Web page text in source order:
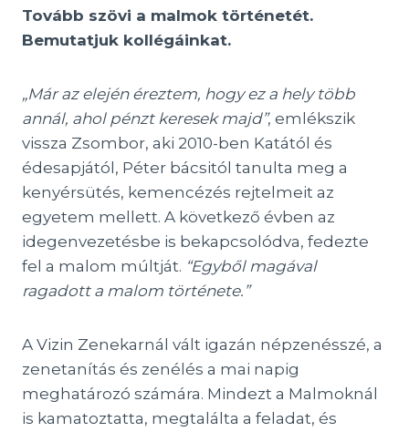
Tovább szövi a malmok történetét.
Bemutatjuk kollégáinkat.
„Már az elején éreztem, hogy ez a hely több
annál, ahol pénzt keresek majd”, emlékszik
vissza Zsombor, aki 2010-ben Katától és
édesapjától, Péter bácsitól tanulta meg a
kenyérsütés, kemencézés rejtelmeit az
egyetem mellett. A következő évben az
idegenvezetésbe is bekapcsolódva, fedezte
fel a malom múltját. “Egyből magával
ragadott a malom története.”
A Vizin Zenekarnál vált igazán népzenésszé, a
zenetanítás és zenélés a mai napig
meghatározó számára. Mindezt a Malmoknál
is kamatoztatta, megtalálta a feladat, és